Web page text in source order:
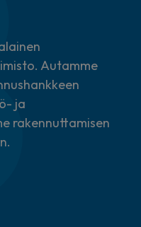
Autamme
ja
rakennuttamisen